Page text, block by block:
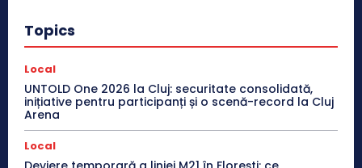
Topics
Local
UNTOLD One 2026 la Cluj: securitate consolidată,
inițiative pentru participanți și o scenă-record la Cluj
Arena
Local